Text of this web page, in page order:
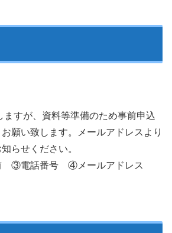
すが、資料等準備のため事前申込
願い致します。メールアドレスより
らせください。
電話番号 ④メールアドレス